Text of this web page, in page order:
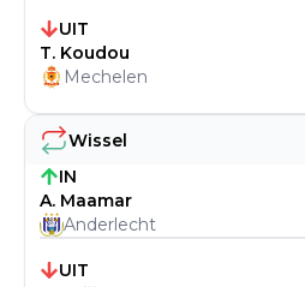
Wissel
IN
A. Maamar
Anderlecht
UIT
UIT
T. Koudou
Mechelen